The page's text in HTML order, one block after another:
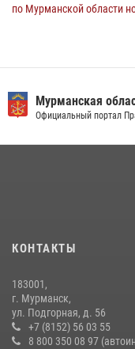
по Мурманской области
магазине - буфете
15 июля 2026, 14:01
В Мурманске сотрудники
попытку кражи
24 июля 2026, 08:42
Мурманская
Официальный портал
КОНТАКТЫ
183001,
г. Мурманск,
ул. Подгорная, д. 56
+7 (8152) 56 03 55
8 800 350 08 97